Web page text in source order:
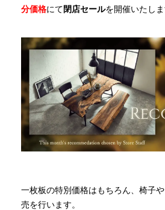
納品事例
INFORMATION
MOKUBA CHANNEL
よくあるご質問
分価格にて閉店セールを開催いたしま
一枚板の特別価格はもちろん、椅子
売を行います。